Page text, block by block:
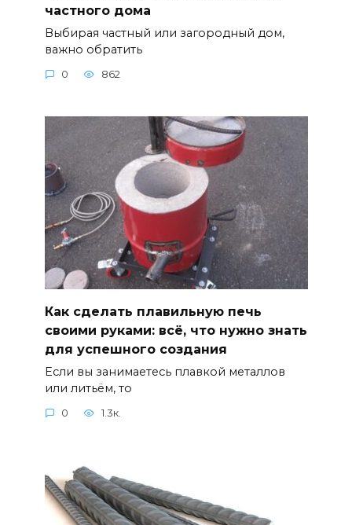
частного дома
Выбирая частный или загородный дом,
важно обратить
0 862
Как сделать плавильную печь
своими руками: всё, что нужно знать
для успешного создания
Если вы занимаетесь плавкой металлов
или литьём, то
0 1.3к.